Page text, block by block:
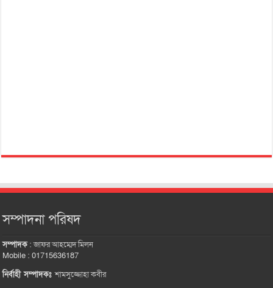
সম্পাদনা পরিষদ
সম্পাদক:জাফর আহম্মেদ মিলন
Mobile : 01715636187
নির্বাহী সম্পাদকঃশামসুজ্জোহা কবীর